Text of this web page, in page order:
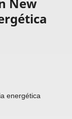
energética